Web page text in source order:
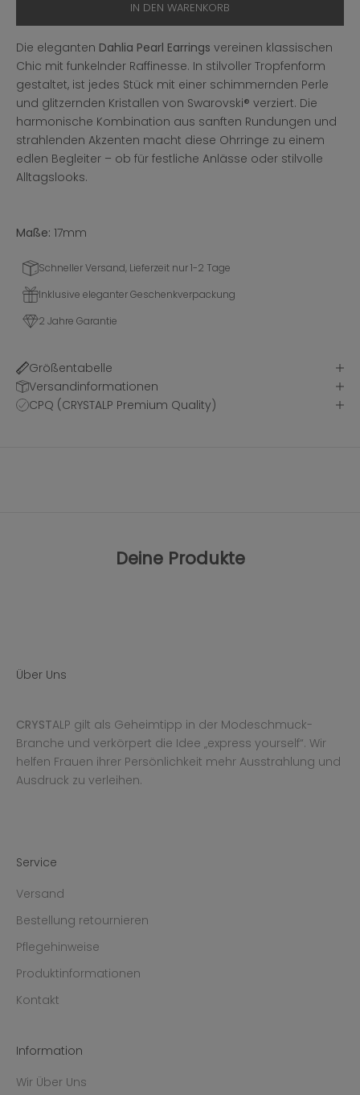
IN DEN WARENKORB
Die eleganten Dahlia Pearl Earrings vereinen klassischen
Chic mit funkelnder Raffinesse. In stilvoller Tropfenform
gestaltet, ist jedes Stück mit einer schimmernden Perle
und glitzernden Kristallen von Swarovski® verziert. Die
harmonische Kombination aus sanften Rundungen und
strahlenden Akzenten macht diese Ohrringe zu einem
edlen Begleiter – ob für festliche Anlässe oder stilvolle
Alltagslooks.
Maße: 17mm
Schneller Versand, Lieferzeit nur 1-2 Tage
Inklusive eleganter Geschenkverpackung
2 Jahre Garantie
Größentabelle
Versandinformationen
CPQ (CRYSTALP Premium Quality)
Deine Produkte
Über Uns
CRYSTALP gilt als Geheimtipp in der Modeschmuck-
Branche und verkörpert die Idee „express yourself“. Wir
helfen Frauen ihrer Persönlichkeit mehr Ausstrahlung und
Ausdruck zu verleihen.
Service
Versand
Bestellung retournieren
Pflegehinweise
Produktinformationen
Kontakt
Information
Wir Über Uns